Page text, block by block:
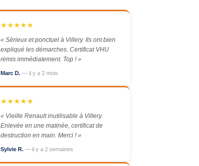
★★★★★
« Sérieux et ponctuel à Villery. Ils ont bien
expliqué les démarches. Certificat VHU
remis immédiatement. Top ! »
Marc D. — il y a 2 mois
★★★★★
« Vieille Renault inutilisable à Villery.
Enlevée en une matinée, certificat de
destruction en main. Merci ! »
Sylvie R. — il y a 2 semaines